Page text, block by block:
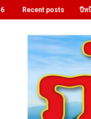
Recent posts ปีห